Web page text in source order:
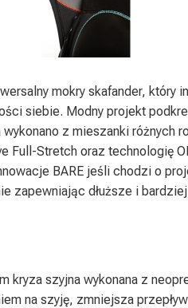
mokry skafander, który
siebie. Modny projekt
z mieszanki różnych
Full-Stretch oraz technologię
BARE jeśli chodzi o
zapewniając dłuższe i
kryza szyjna wykonana z
na szyję, zmniejsza